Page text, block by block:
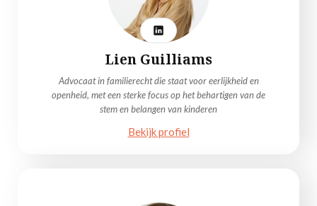
Lien Guilliams
Advocaat in familierecht die staat voor eerlijkheid en
openheid, met een sterke focus op het behartigen van de
stem en belangen van kinderen
Bekijk profiel